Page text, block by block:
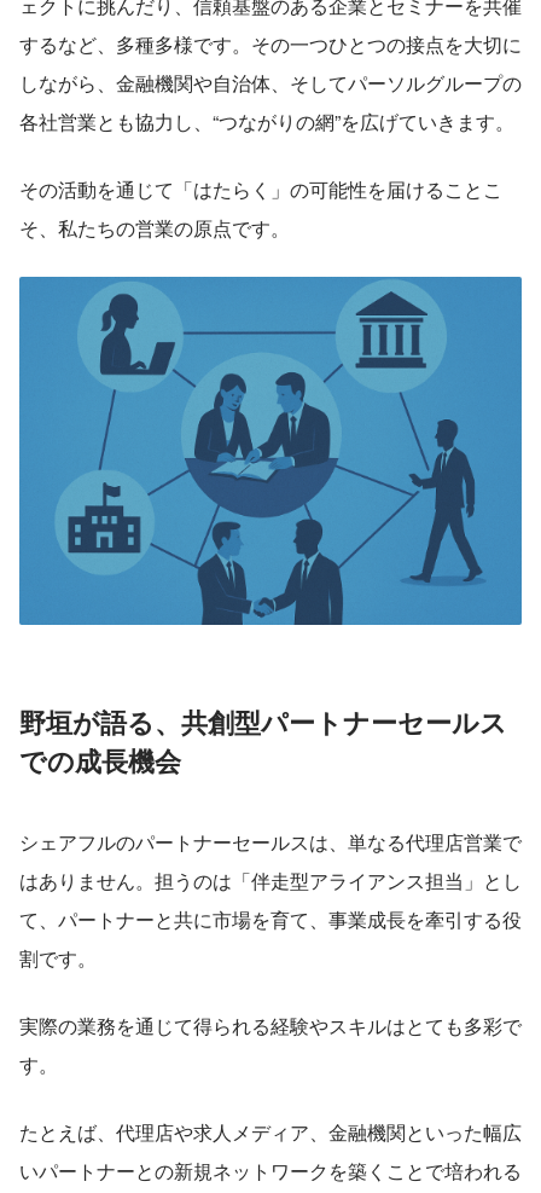
するなど、多種多様です。その一つひとつの接点を大切に
しながら、金融機関や自治体、そしてパーソルグループの
各社営業とも協力し、“つながりの網”を広げていきます。
その活動を通じて「はたらく」の可能性を届けることこ
そ、私たちの営業の原点です。
野垣が語る、共創型パートナーセールス
での成長機会
シェアフルのパートナーセールスは、単なる代理店営業で
はありません。担うのは「伴走型アライアンス担当」とし
て、パートナーと共に市場を育て、事業成長を牽引する役
割です。
実際の業務を通じて得られる経験やスキルはとても多彩で
す。
たとえば、代理店や求人メディア、金融機関といった幅広
いパートナーとの新規ネットワークを築くことで培われる